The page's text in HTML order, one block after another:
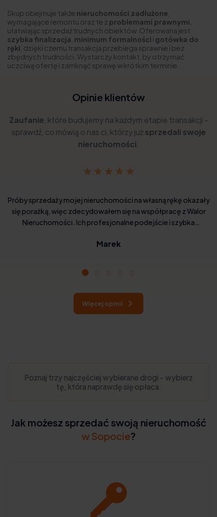
Skup obejmuje także nieruchomości zadłużone
wymagające remontu oraz te z problemami prawnymi
ułatwiając sprzedaż trudnych obiektów. Oferowana jest
szybka finalizacja minimum formalności i gotówka do
ręki , dzięki czemu transakcja przebiega sprawnie i bez
zbędnych trudności. Wystarczy kontakt, by otrzymać
uczciwą ofertę i zamknąć sprawę w krótkim terminie.
Opinie klientów
Zaufanie, które budujemy na każdym etapie transakcji -
sprawdź, co mówią o nas ci, którzy jużsprzedali swoje
nieruchomości.
Próby sprzedaży mojej nieruchomości na własną rękę okazały
się porażką, więc zdecydowałem się na współpracę z Walor
Nieruchomości. Ich profesjonalne podejście i szybka
oni zajęli się wszystkimi formalnościami. Ich usługi są godne
Marek
Więcej opinii
Jak możesz sprzedać swoją nieruchomość
w Sopocie?
Poznaj trzy najczęściej wybierane drogi - wybierz
tę, która naprawdę się opłaca.